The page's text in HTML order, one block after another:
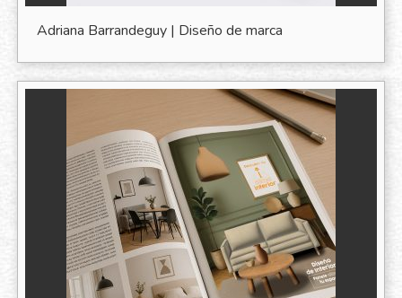
Adriana Barrandeguy | Diseño de marca